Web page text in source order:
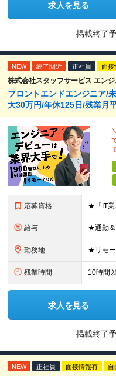
求人を見る
掲載終了
NEW 終了間近 正社員 面接
株式会社スタッフサービス エン
フロントエンドエンジニア/
大30万円/年休125日/残業月
応募資格
給与
勤務地
残業時間 10時間
求人を見る
掲載終了
NEW 正社員 面接情報有 自